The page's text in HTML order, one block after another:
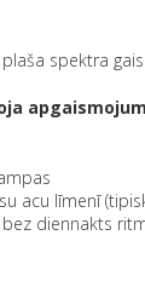
spektra
acu līmenī
diennakts